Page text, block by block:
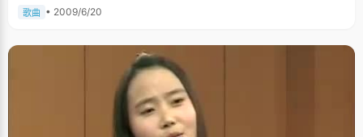
歌曲 • 2009/6/20